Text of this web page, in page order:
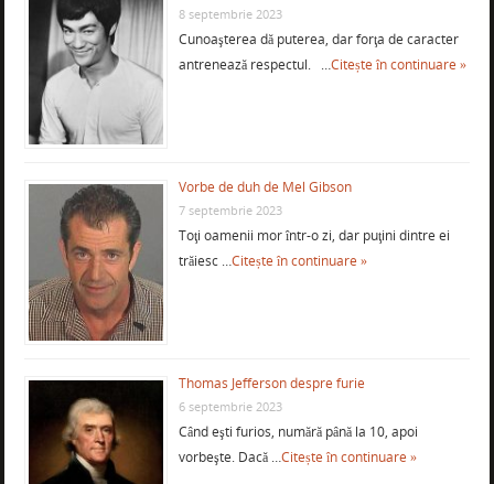
8 septembrie 2023
Cunoaşterea dă puterea, dar forţa de caracter
antrenează respectul. …Citește în continuare »
Vorbe de duh de Mel Gibson
7 septembrie 2023
Toţi oamenii mor într-o zi, dar puţini dintre ei
trăiesc …Citește în continuare »
Thomas Jefferson despre furie
6 septembrie 2023
Când eşti furios, numără până la 10, apoi
vorbeşte. Dacă …Citește în continuare »